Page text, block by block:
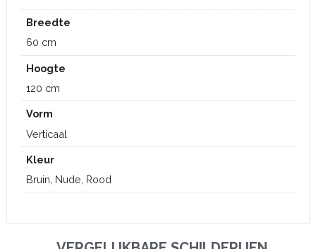
Breedte
60 cm
Hoogte
120 cm
Vorm
Verticaal
Kleur
Bruin, Nude, Rood